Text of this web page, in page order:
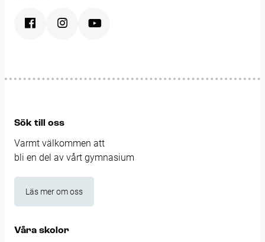
Sök till oss
Varmt välkommen att
bli en del av vårt gymnasium
Läs mer om oss
Våra skolor